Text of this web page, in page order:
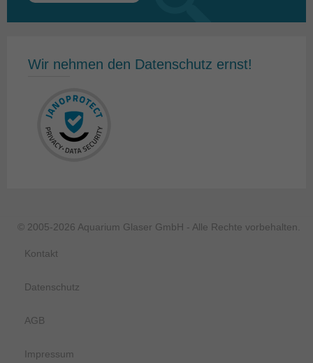
Wir nehmen den Datenschutz ernst!
© 2005-2026 Aquarium Glaser GmbH - Alle Rechte vorbehalten.
Kontakt
Datenschutz
AGB
Impressum